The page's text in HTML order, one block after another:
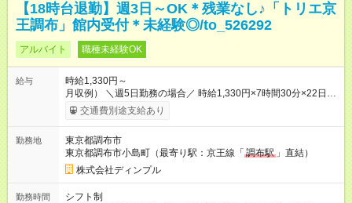
【18時台退勤】週3日～OK＊残業なし♪「トリエ京
王調布」館内受付＊未経験◎/to_526292
アルバイト 職種未経験OK
給与
時給1,330円～
月収例） ＼週5日勤務の場合／ 時給1,330円×7時間30分×22日
＝月収21万9000円以上＋交通費 ＼週3日勤務の場合／ 時給
1,330円×7時間30分×13日 ＝月収12万9000円以上＋交通費 ※勤
交通費別途支給あり
勤務地
東京都調布市
東京都調布市小島町（最寄り駅：京王線「 調布駅 」直結）
株式会社ディンプル
勤務時間
シフト制